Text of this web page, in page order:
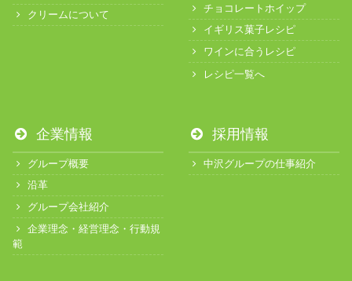
クリームについて
チョコレートホイップ
イギリス菓子レシピ
ワインに合うレシピ
レシピ一覧へ
企業情報
グループ概要
沿革
グループ会社紹介
企業理念・経営理念・行動規
範
採用情報
中沢グループの仕事紹介